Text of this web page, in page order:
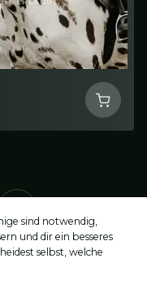
sind notwendig,
und dir ein besseres
selbst, welche